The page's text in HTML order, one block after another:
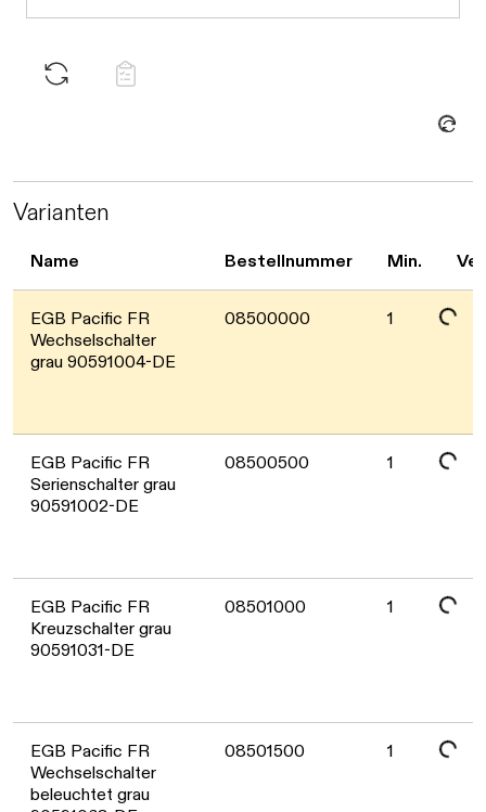
Daten werden geladen. Bitte warten...
Varianten
Name Bestellnummer Min.
EGB Pacific FR
Wechselschalter
grau 90591004-DE
08500000 1
Daten werden geladen. Bitte warten...
EGB Pacific FR
Serienschalter grau
90591002-DE
08500500 1
Daten werden geladen. Bitte warten...
EGB Pacific FR
Kreuzschalter grau
90591031-DE
08501000 1
Daten werden geladen. Bitte warten...
EGB Pacific FR
Wechselschalter
beleuchtet grau
08501500 1
Daten werden geladen. Bitte warten...